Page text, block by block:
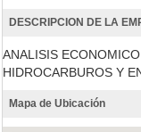
DESCRIPCION DE LA
ANALISIS
HIDROCARBUROS Y
Mapa de Ubicación